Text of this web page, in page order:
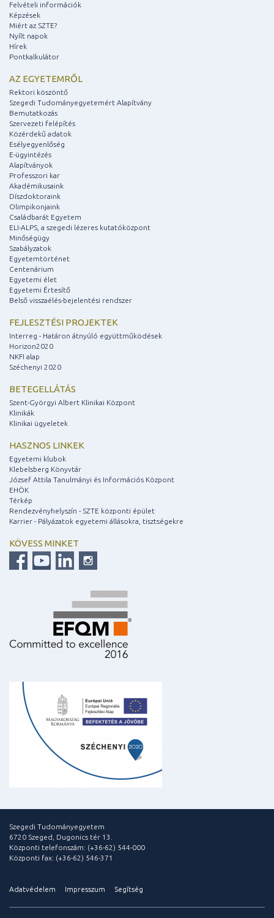
Felvételi információk
Képzések
Miért az SZTE?
Nyílt napok
Hírek
Pontkalkulátor
AZ EGYETEMRŐL
Rektori köszöntő
Szegedi Tudományegyetemért Alapítvány
Bemutatkozás
Szervezeti felépítés
Közérdekű adatok
Esélyegyenlőség
E-ügyintézés
Alapítványok
Professzori kar
Akadémikusaink
Díszdoktoraink
Olimpikonjaink
Családbarát Egyetem
ELI-ALPS, a szegedi lézeres kutatóközpont
Minőségügy
Szabályzatok
Egyetemtörténet
Centenárium
Egyetemi élet
Egyetemi Értesítő
Belső visszaélés-bejelentési rendszer
FEJLESZTÉSI PROJEKTEK
Interreg - Határon átnyúló együttműködések
Horizon2020
NKFI alap
Széchenyi 2020
BETEGELLÁTÁS
Szent-Györgyi Albert Klinikai Központ
Klinikák
Klinikai ügyeletek
HASZNOS LINKEK
Egyetemi klubok
Klebelsberg Könyvtár
József Attila Tanulmányi és Információs Központ
EHÖK
Térkép
Rendezvényhelyszín - SZTE központi épület
Karrier - Pályázatok egyetemi állásokra, tisztségekre
KÖVESS MINKET
Szegedi Tudományegyetem
6720 Szeged, Dugonics tér 13.
Központi telefonszám: (+36-62) 544-000
Központi fax: (+36-62) 546-371
Adatvédelem Impresszum Segítség